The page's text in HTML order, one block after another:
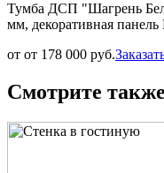
Тумба ДСП "Шагрень
мм, декоративная
от от 178 000 руб.
Смотрите